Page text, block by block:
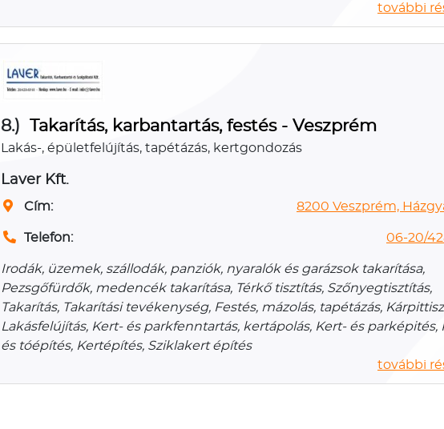
további
8.) Takarítás, karbantartás, festés - Veszprém
Lakás-, épületfelújítás, tapétázás, kertgondozás
Laver Kft.
Cím: 8200 Veszprém,
Telefon: 06-20/
Irodák, üzemek, szállodák, panziók, nyaralók és garázsok takarítása,
Pezsgőfürdők, medencék takarítása, Térkő tisztítás, Szőnyegtisztítás,
Takarítás, Takarítási tevékenység, Festés, mázolás, tapétázás,
Lakásfelújítás, Kert- és parkfenntartás, kertápolás, Kert- és parképités,
és tóépítés, Kertépítés, Sziklakert építés
további